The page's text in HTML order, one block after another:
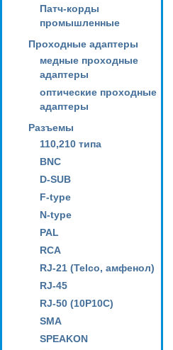
Патч-корды
промышленные
Проходные адаптеры
медные проходные
адаптеры
оптические проходные
адаптеры
Разъемы
110,210 типа
BNC
D-SUB
F-type
N-type
PAL
RCA
RJ-21 (Telco, амфенол)
RJ-45
RJ-50 (10P10C)
SMA
SPEAKON